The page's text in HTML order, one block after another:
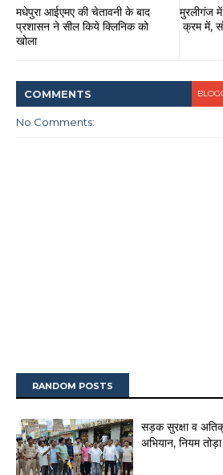
मुरलीगंज
क्रम में,
मधेपुरा आईएमए की चेतावनी के बाद
प्रशासन ने सील किये क्लिनिक को
खोला
COMMENTS
No Comments:
RANDOM POSTS
सड़क सुरक्षा व
अभियान, नियम तोड़ा